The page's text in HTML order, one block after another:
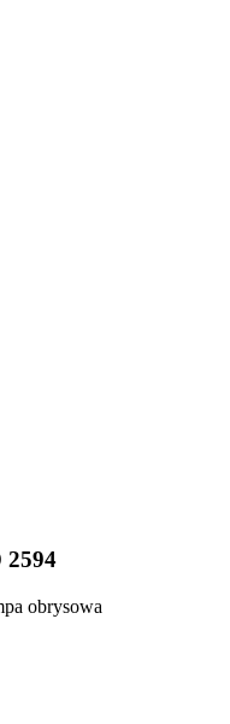
2594
obrysowa